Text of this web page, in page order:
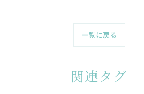
一覧に戻る
関連タグ